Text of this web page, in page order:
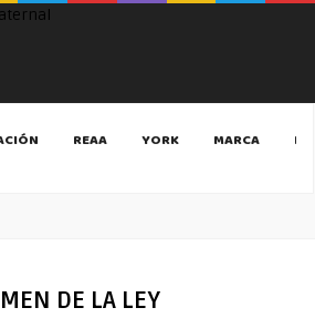
REAA YORK MARCA
DE LA LEY